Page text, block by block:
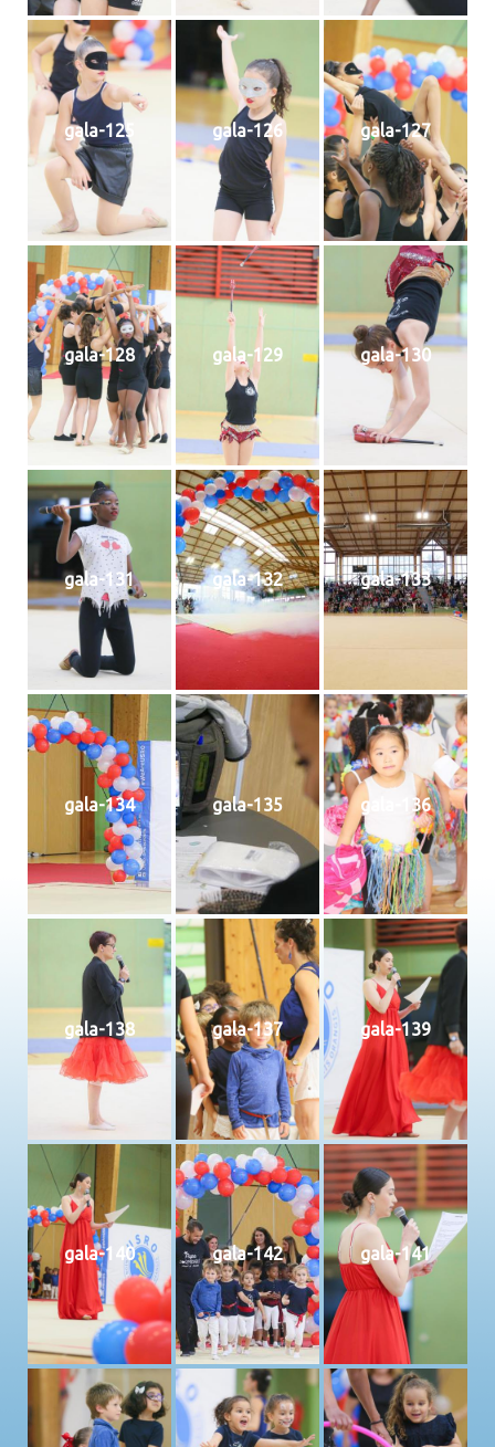
gala-125 gala-126 gala-127
gala-128 gala-129 gala-130
gala-131 gala-132 gala-133
gala-134 gala-135 gala-136
gala-138 gala-137 gala-139
gala-140 gala-142 gala-141